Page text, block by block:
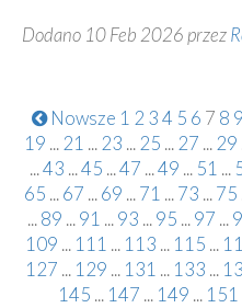
Dodano 10 Feb 2026 przez
Nowsze 1 2 34 5 6 7 8 9
19 ... 21 ... 23 ... 25 ... 27 ... 29
...43 ...45 ...47 ...49 ... 51 ...
65 ... 67 ... 69 ... 71 ... 73 ... 75
... 89 ... 91 ... 93 ... 95 ... 97 ...
109 ... 111 ... 113 ... 115 ...
127 ... 129 ... 131 ... 133 ...
145 ... 147 ... 149 ... 151